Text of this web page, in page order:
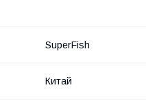
SuperFish
Китай